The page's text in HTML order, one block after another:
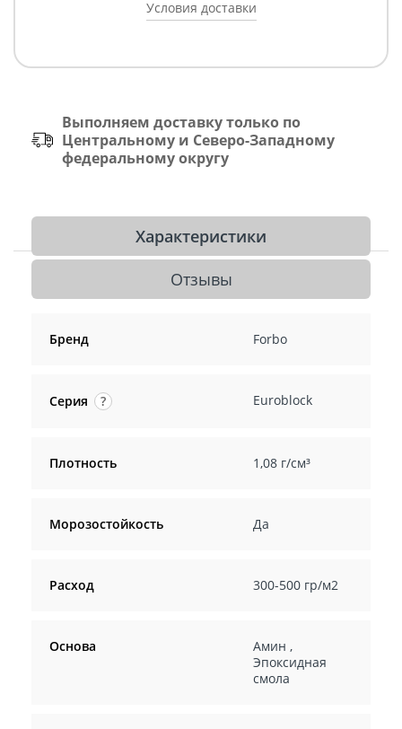
Условия доставки
Выполняем доставку только по
Центральному и Северо-Западному
федеральному округу
Характеристики
Отзывы
Бренд Forbo
Серия ? Euroblock
Плотность 1,08 г/см³
Морозостойкость Да
Расход 300-500 гр/м2
Основа Амин ,
Эпоксидная
смола